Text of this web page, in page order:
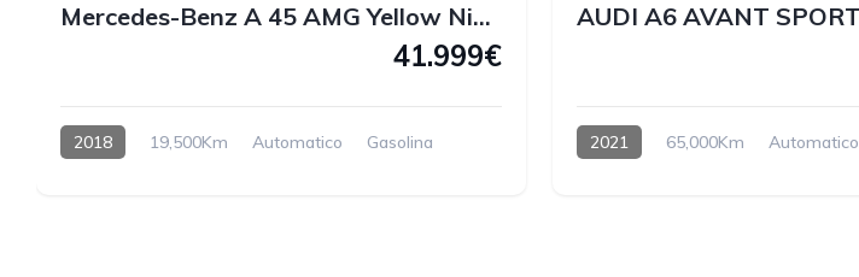
Mercedes-Benz A 45 AMG Yellow Night Edition 4MATIC 381 CV
41.999€
2018 19,500Km Automatico Gasolina 2021 65,000Km
Automatico